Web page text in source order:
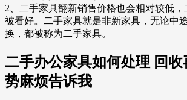
2、二手家具翻新销售价格也会相对较低
被看好。二手家具就是非新家具，无论中
换，都被称为二手家具。
二手办公家具如何处理 回收
势麻烦告诉我